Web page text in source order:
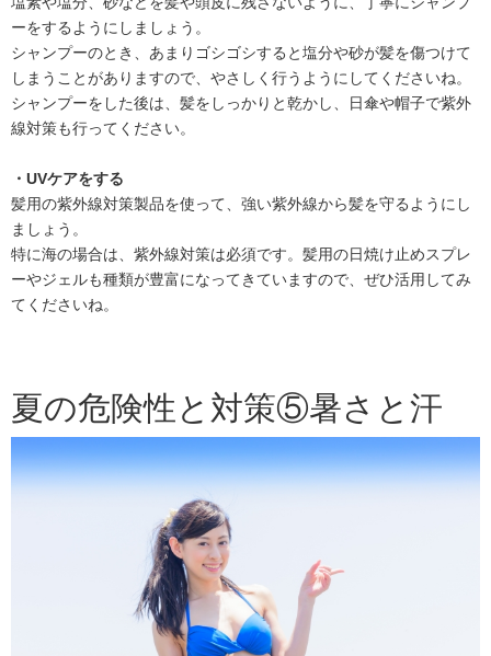
ーをするようにしましょう。
シャンプーのとき、あまりゴシゴシすると塩分や砂が髪を傷つけて
しまうことがありますので、やさしく行うようにしてくださいね。
シャンプーをした後は、髪をしっかりと乾かし、日傘や帽子で紫外
線対策も行ってください。
・UVケアをする
髪用の紫外線対策製品を使って、強い紫外線から髪を守るようにし
ましょう。
特に海の場合は、紫外線対策は必須です。髪用の日焼け止めスプレ
ーやジェルも種類が豊富になってきていますので、ぜひ活用してみ
てくださいね。
夏の危険性と対策⑤暑さと汗